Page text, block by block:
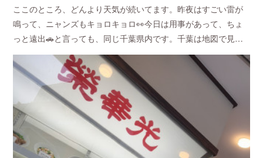
ここのところ、どんより天気が続いてます。昨夜はすごい雷が
鳴って、ニャンズもキョロキョロ👀今日は用事があって、ちょ
っと遠出🚗と言っても、同じ千葉県内です。千葉は地図で見…